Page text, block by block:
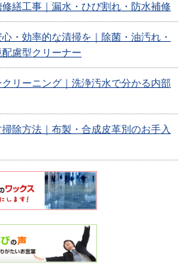
繕工事｜漏水・ひび割れ・防水補修
・効率的な清掃を｜除菌・油汚れ・
慮型クリーナー
リーニング｜洗浄汚水で分かる内部
除方法｜布製・合成皮革別のお手入